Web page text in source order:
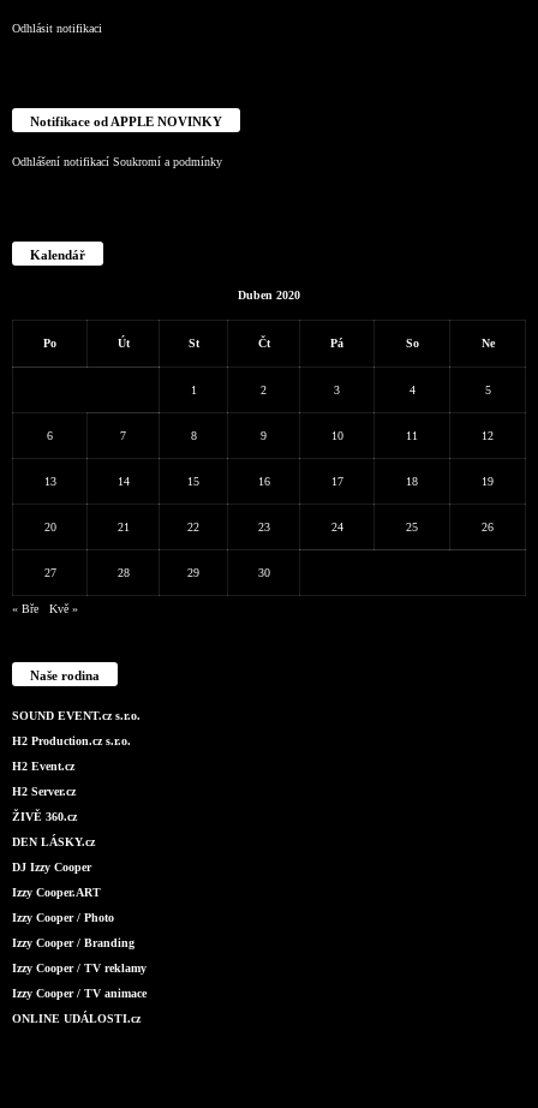
Odhlásit notifikaci
Notifikace od APPLE NOVINKY
Odhlášení notifikací Soukromí a podmínky
Kalendář
Duben 2020
Po Út St Čt Pá So Ne
1 2 3 4 5
6 7 8 9 10 11 12
13 14 15 16 17 18 19
20 21 22 23 24 25 26
27 28 29 30
« Bře Kvě »
Naše rodina
SOUND EVENT.cz s.r.o.
H2 Production.cz s.r.o.
H2 Event.cz
H2 Server.cz
ŽIVĚ 360.cz
DEN LÁSKY.cz
DJ Izzy Cooper
Izzy Cooper.ART
Izzy Cooper / Photo
Izzy Cooper / Branding
Izzy Cooper / TV reklamy
Izzy Cooper / TV animace
ONLINE UDÁLOSTI.cz